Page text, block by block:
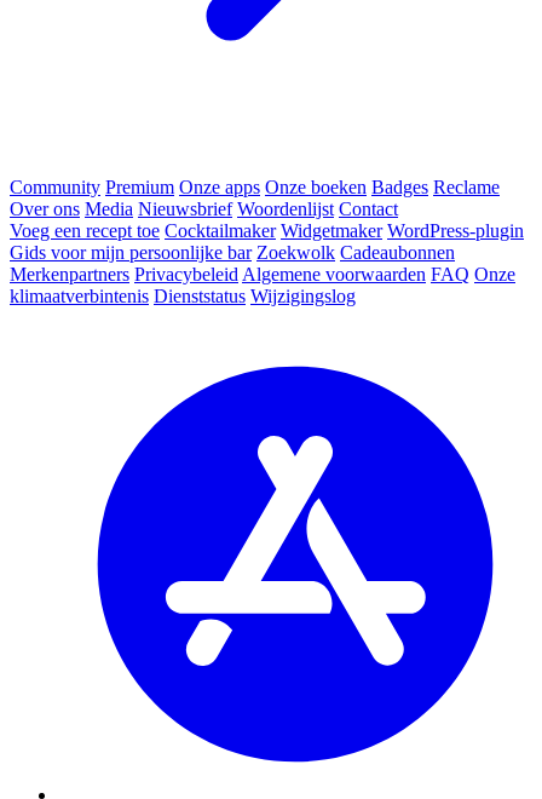
Community Premium Onze apps Onze boeken Badges Reclame
Over ons Media Nieuwsbrief Woordenlijst Contact
Voeg een recept toe Cocktailmaker Widgetmaker WordPress-plugin
Gids voor mijn persoonlijke bar Zoekwolk Cadeaubonnen
Merkenpartners Privacybeleid Algemene voorwaarden FAQ Onze
klimaatverbintenis Dienststatus Wijzigingslog